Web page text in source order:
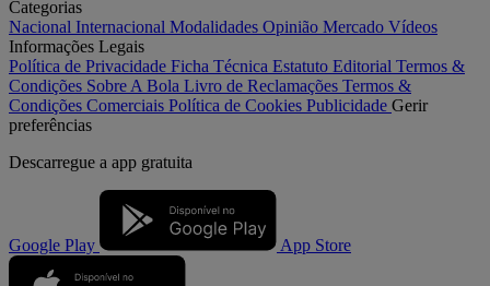
Categorias
Nacional Internacional Modalidades Opinião Mercado Vídeos
Informações Legais
Política de Privacidade Ficha Técnica Estatuto Editorial Termos &
Condições Sobre A Bola Livro de Reclamações Termos &
Condições Comerciais Política de Cookies Publicidade Gerir
preferências
Descarregue a app gratuita
Google Play App Store